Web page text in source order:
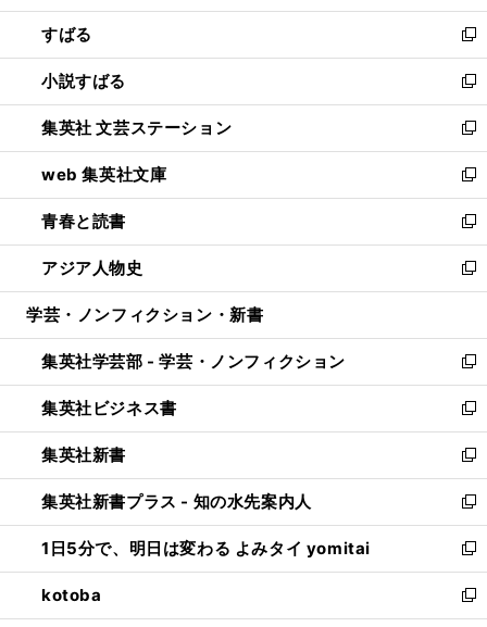
開
く
ウ
で
開
く
ン
ド
ウ
で
開
く
すばる
新
し
い
ウ
ィ
ン
ド
ウ
で
開
く
小説すばる
新
し
い
ウ
ィ
ン
ド
ウ
で
開
集英社 文芸ステーション
新
し
い
ウ
ィ
ン
ド
ウ
開
く
web 集英社文庫
新
し
い
ウ
ィ
ン
ウ
で
開
く
青春と読書
新
し
い
ウ
ン
ド
ウ
で
開
く
アジア人物史
新
し
ウ
ィ
ン
ド
ウ
で
開
く
学芸・ノンフィクション・新書
集英社学芸部 - 学芸・ノンフィクション
新
し
い
ウ
ィ
ン
ド
ウ
で
開
く
集英社ビジネス書
新
し
い
ウ
ィ
ン
ド
ウ
で
開
集英社新書
新
し
い
ウ
ィ
ン
ド
ウ
集英社新書プラス - 知の水先案内人
新
し
い
ウ
ィ
ン
1日5分で、明日は変わる よみタイ yomitai
新
し
い
ウ
kotoba
新
し